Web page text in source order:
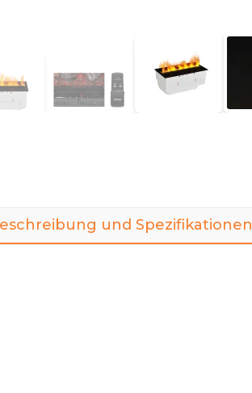
und Spezifikationen